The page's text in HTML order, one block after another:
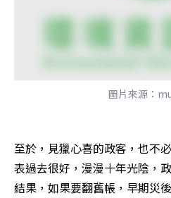
圖片來源：
至於，見獵心喜的政客，也不
表過去很好，漫漫十年光陰，
結果，如果要翻舊帳，早期災